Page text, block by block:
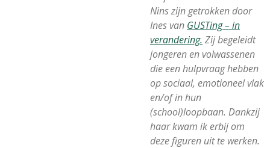
Nins zijn getrokken door
Ines van GUSTing – in
verandering. Zij begeleidt
jongeren en volwassenen
die een hulpvraag hebben
op sociaal, emotioneel vlak
en/of in hun
(school)loopbaan. Dankzij
haar kwam ik erbij om
deze figuren uit te werken.